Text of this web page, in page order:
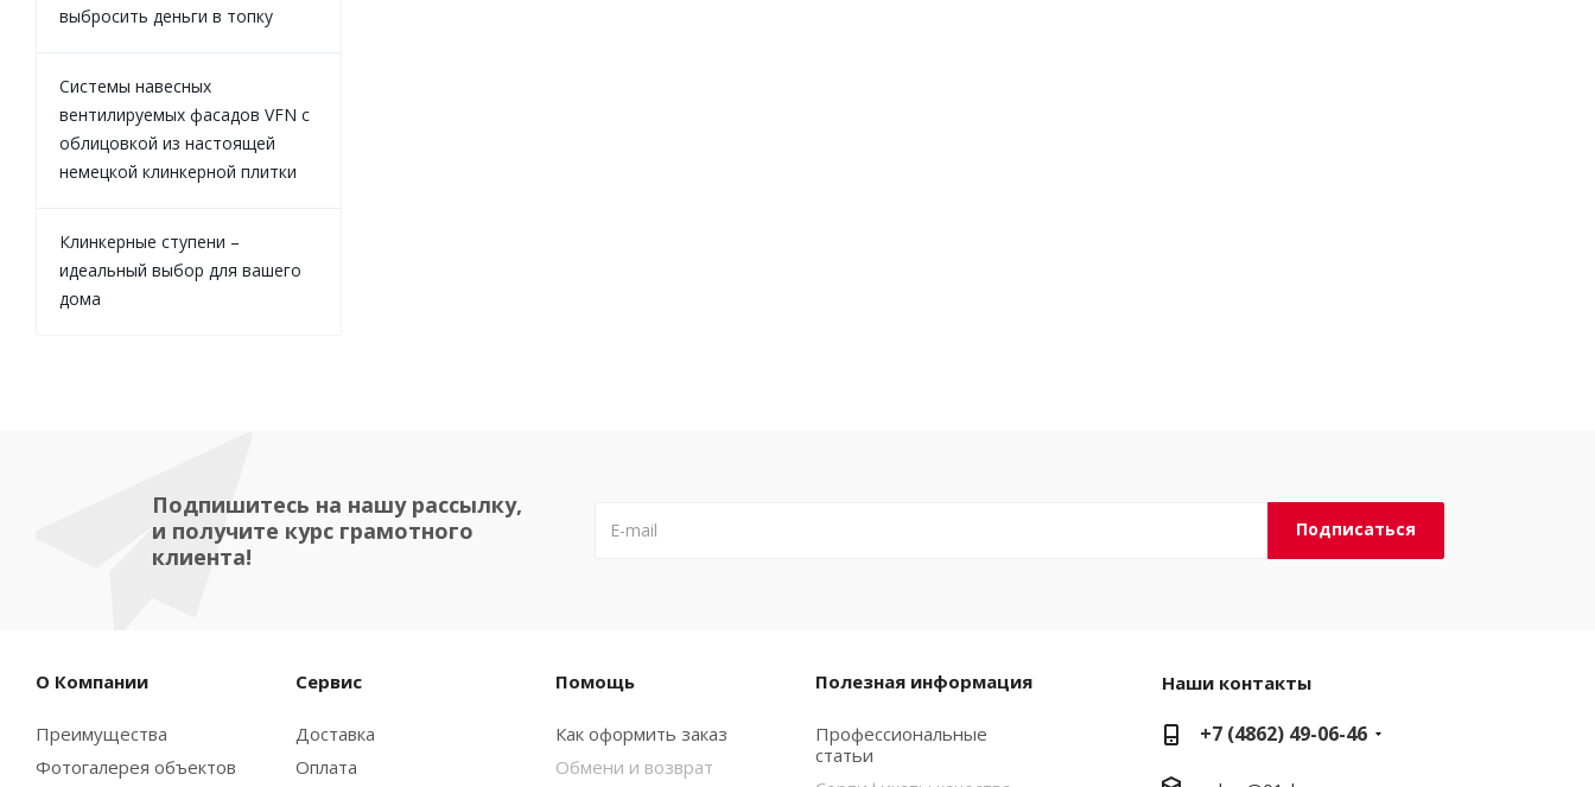
выбросить деньги в топку
Системы навесных
вентилируемых фасадов VFN с
облицовкой из настоящей
немецкой клинкерной плитки
Клинкерные ступени –
идеальный выбор для вашего
дома
Подпишитесь на нашу рассылку,
и получите курс грамотного
клиента!
О Компании
Преимущества
Фотогалерея объектов
Сервис
Доставка
Оплата
Помощь
Как оформить заказ
Обмени и возврат
Полезная информация
Профессиональные
статьи
Наши контакты
+7 (4862) 49-06-46